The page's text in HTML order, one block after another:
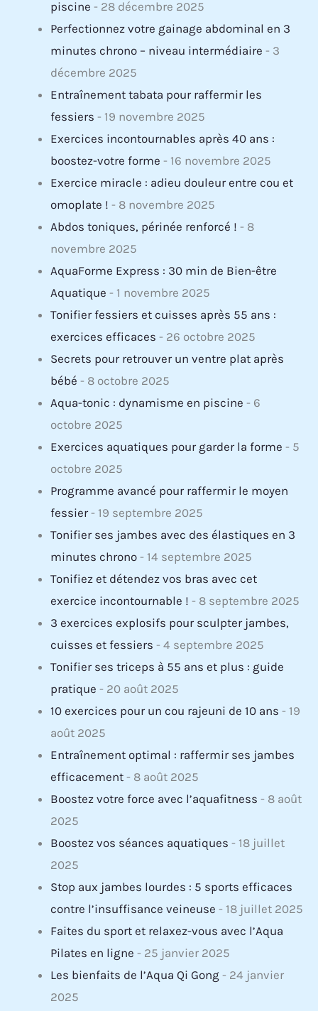
piscine - 28 décembre 2025
Perfectionnez votre gainage abdominal en 3
minutes chrono – niveau intermédiaire - 3
décembre 2025
Entraînement tabata pour raffermir les
fessiers - 19 novembre 2025
Exercices incontournables après 40 ans :
boostez-votre forme - 16 novembre 2025
Exercice miracle : adieu douleur entre cou et
omoplate ! - 8 novembre 2025
Abdos toniques, périnée renforcé ! - 8
novembre 2025
AquaForme Express : 30 min de Bien-être
Aquatique - 1 novembre 2025
Tonifier fessiers et cuisses après 55 ans :
exercices efficaces - 26 octobre 2025
Secrets pour retrouver un ventre plat après
bébé - 8 octobre 2025
Aqua-tonic : dynamisme en piscine - 6
octobre 2025
Exercices aquatiques pour garder la forme - 5
octobre 2025
Programme avancé pour raffermir le moyen
fessier- 19 septembre 2025
Tonifier ses jambes avec des élastiques en 3
minutes chrono - 14 septembre 2025
Tonifiez et détendez vos bras avec cet
exercice incontournable ! - 8 septembre 2025
3 exercices explosifs pour sculpter jambes,
cuisses et fessiers - 4 septembre 2025
Tonifier ses triceps à 55 ans et plus : guide
pratique - 20 août 2025
10 exercices pour un cou rajeuni de 10 ans - 19
août 2025
Entraînement optimal : raffermir ses jambes
efficacement - 8 août 2025
Boostez votre force avec l’aquafitness - 8 août
2025
Boostez vos séances aquatiques - 18 juillet
2025
Stop aux jambes lourdes : 5 sports efficaces
contre l’insuffisance veineuse - 18 juillet 2025
Faites du sport et relaxez-vous avec l’Aqua
Pilates en ligne - 25 janvier 2025
Les bienfaits de l’Aqua Qi Gong - 24 janvier
2025